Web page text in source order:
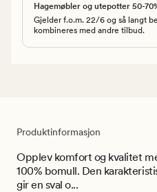
Hagemøbler og utepotter 50-
Gjelder f.o.m. 22/6 og så langt
kombineres med andre tilbud.
Produktinformasjon
Opplev komfort og kvalitet
100% bomull. Den
gir en sval o...